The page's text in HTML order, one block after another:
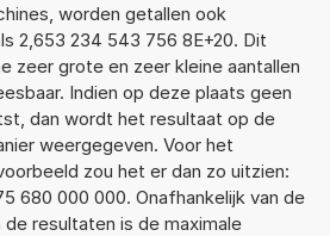
worden getallen ook
2,653 234 543 756 8E+20. Dit
zeer grote en zeer kleine aantallen
Indien op deze plaats geen
dan wordt het resultaat op de
weergegeven. Voor het
zou het er dan zo uitzien:
680 000 000. Onafhankelijk van de
resultaten is de maximale